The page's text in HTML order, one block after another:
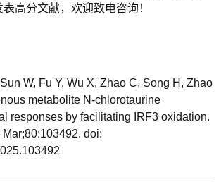
高分文献，欢迎致电咨询！
W, Fu Y, Wu X, Zhao C, Song H, Zhao
metabolite N-chlorotaurine
responses by facilitating IRF3 oxidation.
doi: